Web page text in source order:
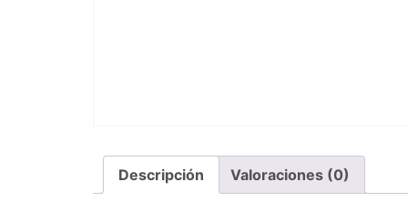
Descripción Valoraciones (0)